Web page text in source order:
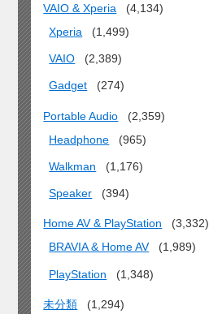
VAIO & Xperia
(4,134)
Xperia
(1,499)
VAIO (2,389)
Gadget (274)
Portable Audio
(2,359)
Headphone
(965)
Walkman (1,176)
Speaker (394)
Home AV & PlayStation
(3,332)
BRAVIA & Home AV
(1,989)
PlayStation (1,348)
未分類 (1,294)